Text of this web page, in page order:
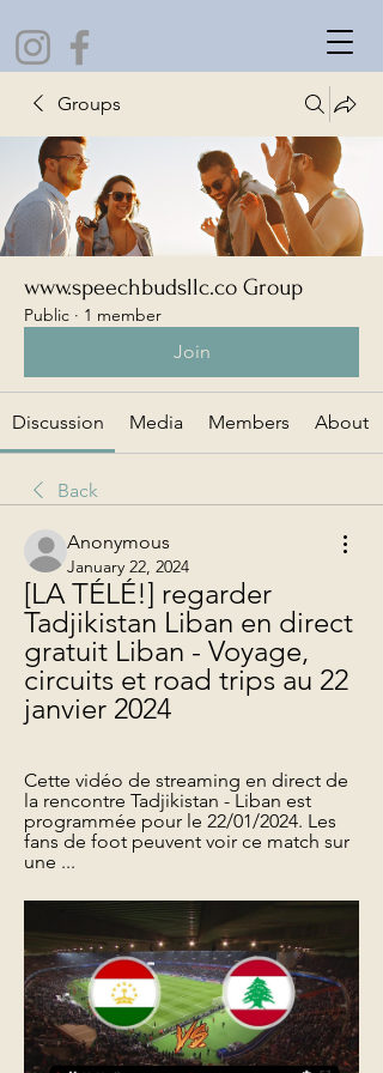
Groups
www.speechbudsllc.co Group
Public · 1 member
Join
Discussion Media Members About
Back
Anonymous
January 22, 2024
[LA TÉLÉ!] regarder
Tadjikistan Liban en direct
gratuit Liban - Voyage,
circuits et road trips au 22
janvier 2024
Cette vidéo de streaming en direct de
la rencontre Tadjikistan - Liban est
programmée pour le 22/01/2024. Les
fans de foot peuvent voir ce match sur
une ...